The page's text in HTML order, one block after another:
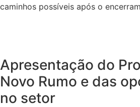
caminhos possíveis após o
Apresentação do
Novo Rumo e das
no setor